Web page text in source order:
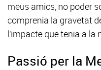
meus amics, no poder
comprenia la gravetat
l’impacte que tenia a la
Passió per la